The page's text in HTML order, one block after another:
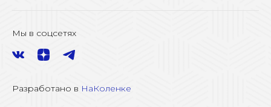
Мы в соцсетях
Разработано в НаКоленке